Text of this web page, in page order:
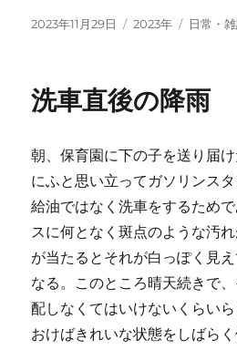
投
2023年11月29日
カ
ー
2023年
タ
日常・
洗車直後の降雨
朝、保育園に下の子を送り届
にふと思い立ってガソリンスタ
給油ではなく洗車をするため
スに何となく斑点のような汚
が当たるとそれが白っぽく見
なる。このところ晴天続きで
配しなくてはいけないくらい
おけばきれいな状態をしばら